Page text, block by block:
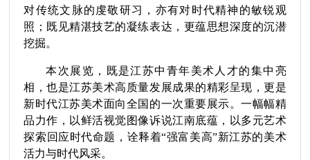
对传统文脉的虔敬研习，亦有对时代精神的敏锐观
照；既见精湛技艺的凝练表达，更蕴思想深度的沉潜
挖掘。
本次展览，既是江苏中青年美术人才的集中亮
相，也是江苏美术高质量发展成果的精彩呈现，更是
新时代江苏美术面向全国的一次重要展示。一幅幅精
品力作，以鲜活视觉图像诉说江南底蕴，以多元艺术
探索回应时代命题，诠释着“强富美高”新江苏的美术
活力与时代风采。